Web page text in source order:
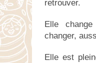
retrouver.
Elle
changer,
Elle est